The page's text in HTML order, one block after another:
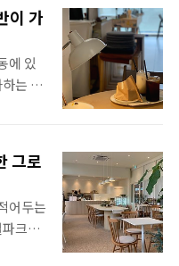
에 들
어있
정말
들과
가 좋
(바로
리
니까
들은
시작
길
바로
인보우
타야
이 가
에 있
는 카
을 가
라
쪽 벽
쪽으
그로
어두는
크에